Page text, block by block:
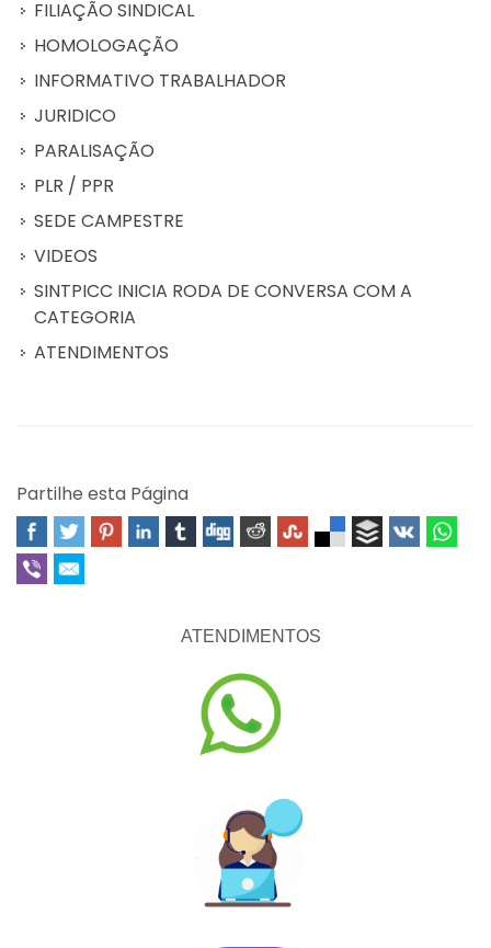
FILIAÇÃO SINDICAL
HOMOLOGAÇÃO
INFORMATIVO TRABALHADOR
JURIDICO
PARALISAÇÃO
PLR / PPR
SEDE CAMPESTRE
VIDEOS
SINTPICC INICIA RODA DE CONVERSA COM A
CATEGORIA
ATENDIMENTOS
Partilhe esta Página
ATENDIMENTOS